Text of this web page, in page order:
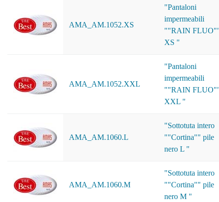
AMA_AM.1052.XS
"Pantaloni
impermeabili
""RAIN
XS "
AMA_AM.1052.XXL
"Pantaloni
impermeabili
""RAIN
XXL "
AMA_AM.1060.L
"Sottotuta intero
""Cortina"" pile
nero L "
AMA_AM.1060.M
"Sottotuta intero
""Cortina"" pile
nero M "